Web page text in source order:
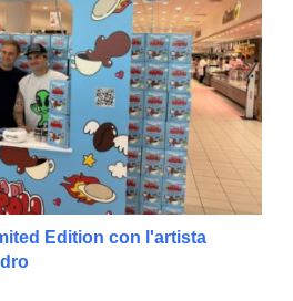
Edition con l'artista